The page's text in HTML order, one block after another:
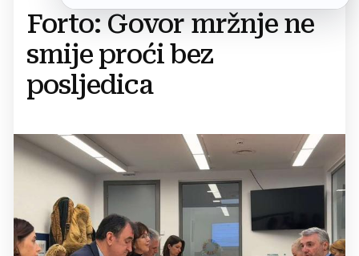
Forto: Govor mržnje ne
smije proći bez
posljedica